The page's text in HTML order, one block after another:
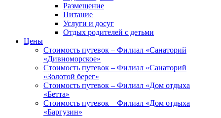
Размещение
Питание
Услуги и досуг
Отдых родителей с детьми
Цены
Стоимость путевок – Филиал «Санаторий
«Дивноморское»
Стоимость путевок – Филиал «Санаторий
«Золотой берег»
Стоимость путевок – Филиал «Дом отдыха
«Бетта»
Стоимость путевок – Филиал «Дом отдыха
«Баргузин»